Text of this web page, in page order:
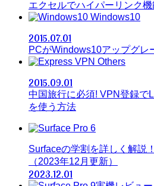
エクセルでハイパーリンク
Windows10
2015.07.01
PCがWindows10アップグレ
Others
2015.09.01
中国旅行に必須! VPN登録で
を使う方法
Surfaceの学割を詳しく解説
（2023年12月更新）
2023.12.01